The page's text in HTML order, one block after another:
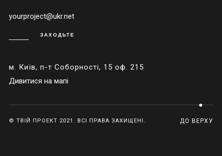
yourproject@ukr.net
ЗАХОДЬТЕ
м. Київ, п-т Соборності, 15 оф. 215
Дивитися на мапі
© ТВІЙ ПРОЕКТ 2021. ВСІ ПРАВА ЗАХИЩЕНІ. ДО ВЕРХУ